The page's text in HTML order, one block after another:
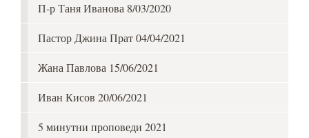
П-р Таня Иванова 8/03/2020
Пастор Джина Прат 04/04/2021
Жана Павлова 15/06/2021
Иван Кисов 20/06/2021
5 минутни проповеди 2021